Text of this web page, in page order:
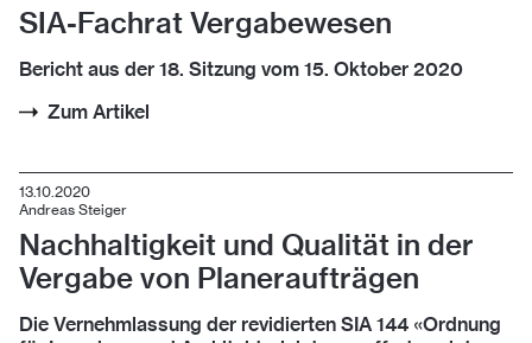
SIA-Fachrat Vergabewesen
Bericht aus der 18. Sitzung vom 15. Oktober 2020
Zum Artikel
13.10.2020
Andreas Steiger
Nach­hal­tig­keit und Qua­li­tät in der
Ver­ga­be von Pla­ner­auf­trä­gen
Die Vernehmlassung der revidierten SIA 144 «Ordnung